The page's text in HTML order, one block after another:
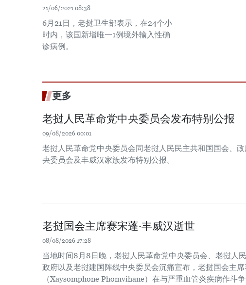
21/06/2021 08:38
6月21日，老挝卫生部表示，在24个小
时内，该国新增唯一1例境外输入性确
诊病例。
更多
老挝人民革命党中央委员会发布特别公报
09/08/2026 00:01
老挝人民革命党中央委员会同老挝人民民主共和国国会、
央委员会及丰威汉家族发布特别公报。
老挝国会主席赛宋蓬·丰威汉逝世
08/08/2026 17:28
当地时间8月8日晚，老挝人民革命党中央委员会、老挝人民
政府以及老挝建国阵线中央委员会沉痛宣布，老挝国会主席
（Xaysomphone Phomvihane）在与严重血管炎疾病作斗